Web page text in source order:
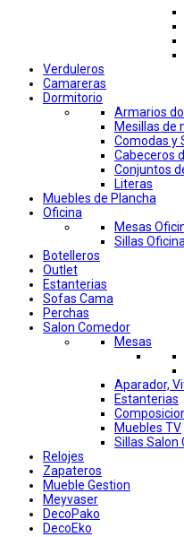
Verduleros
Camareras
Dormitorio
Armarios
Mesillas de
Comodas y
Cabeceros
Conjuntos
Literas
Muebles de Plancha
Oficina
Mesas
Sillas
Botelleros
Outlet
Estanterias
Sofas Cama
Perchas
Salon Comedor
Mesas
Aparador,
Estanterias
Muebles TV
Sillas Salon
Relojes
Zapateros
Mueble Gestion
Meyvaser
DecoPako
DecoEko